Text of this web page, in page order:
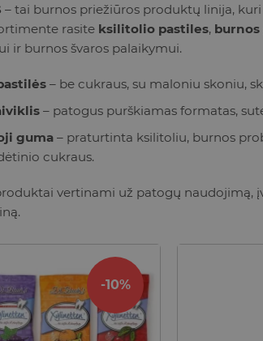
– tai burnos priežiūros produktų linija,
rasite ksilitolio pastiles,
ir burnos švaros palaikymui.
– be cukraus, su maloniu skoniu,
– patogus purškiamas formatas,
guma – praturtinta ksilitoliu, burnos
cukraus.
vertinami už patogų naudojimą,
-10%